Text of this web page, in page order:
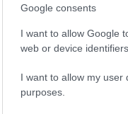
Google consents
I want to allow Google
web or device
I want to allow my user
purposes.